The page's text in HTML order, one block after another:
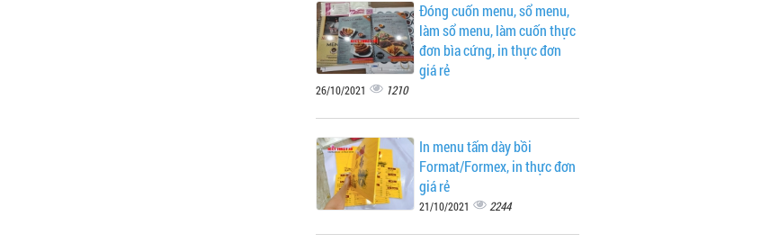
Đóng cuốn menu, sổ menu,
làm sổ menu, làm cuốn thực
đơn bìa cứng, in thực đơn
giá rẻ
26/10/2021 1210
In menu tấm dày bồi
Format/Formex, in thực đơn
giá rẻ
21/10/2021 2244